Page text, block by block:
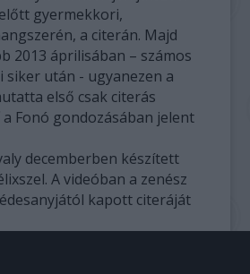
gyermekkori,
a citerán. Majd
2013 áprilisában – számos
siker után - ugyanezen a
első csak citerás
a Fonó gondozásában jelent
decemberben készített
A videóban a zenész
kapott citeráját